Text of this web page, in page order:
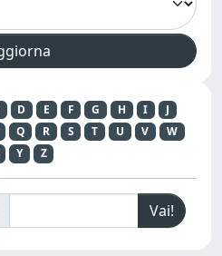
D E F G H I
J
Q R S T U V
W
Y Z